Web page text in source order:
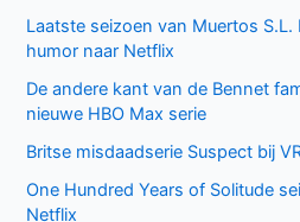
Laatste seizoen van Muertos
humor naar Netflix
De andere kant van de Bennet
nieuwe HBO Max serie
Britse misdaadserie Suspect bij
One Hundred Years of Solitude
Netflix